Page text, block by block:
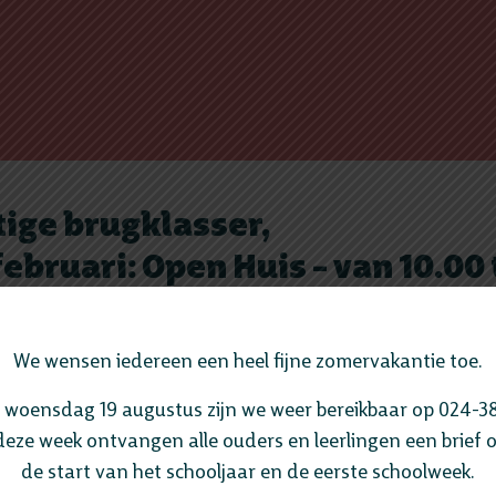
brugklasser,
Open Huis – van
en je hoeft je niet vooraf aan te melden. Je hebt
in gesprek te gaan met leerlingen, docenten en
vooral ook DOEN. Je kunt deelnemen aan veel
niet dezelfde als tijdens de Canisius Experience. De
We wensen iedereen een heel fijne zomervakantie toe.
19 augustus zijn we weer bereikbaar op 024-
week ontvangen alle ouders en leerlingen een brief
de start van het schooljaar en de eerste schoolweek.